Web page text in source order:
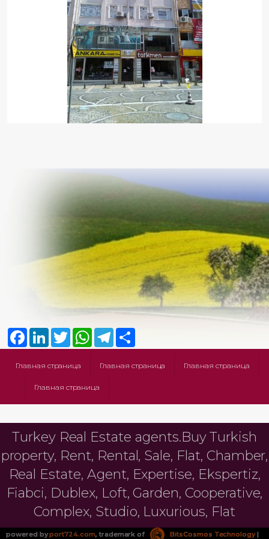
Главная страница Главная страница Главная страница
Главная страница
FacebookLinkedInTwitter WhatsAppTelegram
Turkey Real Estate agents.Buy Turkish
property, Rent, Rental, Sale, Flat, Chamber,
Real Estate, Agent, Expertise, Ekspertiz,
Fiabci, Dublex, Loft, Garden, Cooperative,
Complex, Studio, Luxurious, Flat
powered byport724.com, trademark of BitsCosmos Technology|